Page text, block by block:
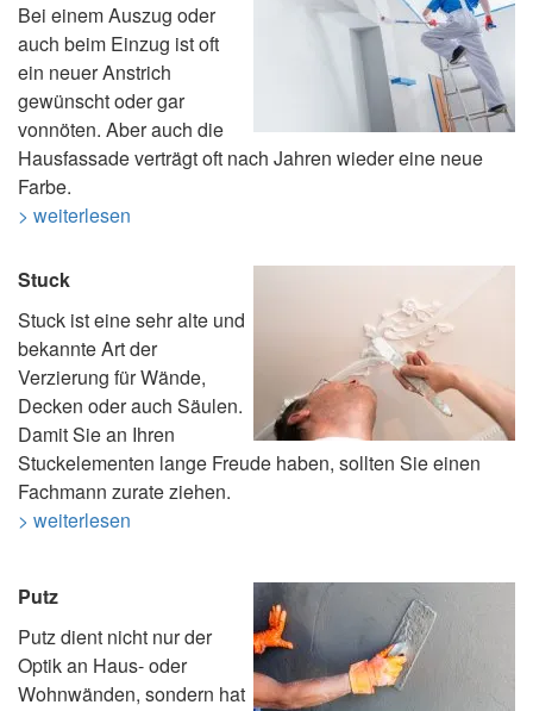
Bei einem Auszug oder
auch beim Einzug ist oft
ein neuer Anstrich
gewünscht oder gar
vonnöten. Aber auch die
Hausfassade verträgt oft nach Jahren wieder eine neue
Farbe.
> weiterlesen
Stuck
Stuck ist eine sehr alte und
bekannte Art der
Verzierung für Wände,
Decken oder auch Säulen.
Damit Sie an Ihren
Stuckelementen lange Freude haben, sollten Sie einen
Fachmann zurate ziehen.
> weiterlesen
Putz
Putz dient nicht nur der
Optik an Haus- oder
Wohnwänden, sondern hat